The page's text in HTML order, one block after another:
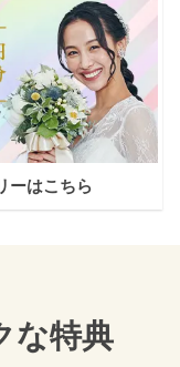
ーはこちら
な特典